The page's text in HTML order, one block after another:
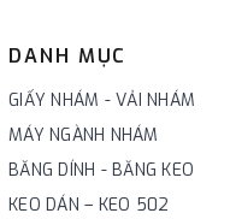
DANH MỤC
GIẤY NHÁM - VẢI NHÁM
MÁY NGÀNH NHÁM
BĂNG DÍNH - BĂNG KEO
KEO DÁN – KEO 502